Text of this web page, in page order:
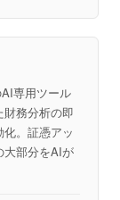
専用ツール
務分析の即
。証憑アッ
大部分をAIが